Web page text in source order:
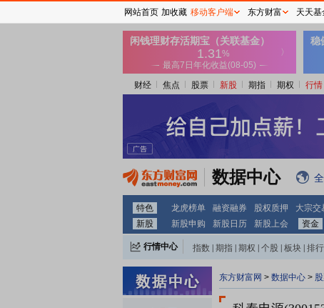
财经 焦点 股票 新股 期指 期权 行情
数据中心
特色 龙虎榜单 融资融券 股权质押 大宗交
新股
新股申购 新股日历 新股上会 资金
行情中心 指数 期指 期权 个股 板块 排行
东方财富网 > 数据中心 >
网站首页 加收藏 移动客户端 东方财富 天天基